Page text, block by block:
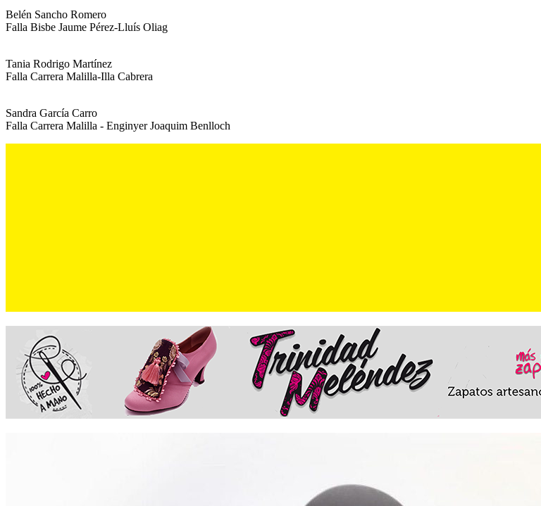
Belén Sancho Romero
Falla Bisbe Jaume Pérez-Lluís Oliag
Tania Rodrigo Martínez
Falla Carrera Malilla-Illa Cabrera
Sandra García Carro
Falla Carrera Malilla - Enginyer Joaquim Benlloch